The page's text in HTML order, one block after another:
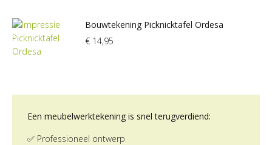
Bouwtekening Picknicktafel Ordesa
€ 14,95
Een meubelwerktekening is snel terugverdiend:
✅ Professioneel ontwerp